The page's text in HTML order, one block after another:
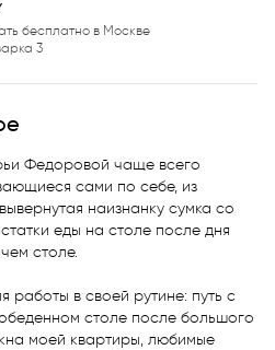
бесплатно в Москве
3
Федоровой чаще всего
сами по себе, из
наизнанку сумка со
еды на столе после дня
столе.
работы в своей рутине: путь с
столе после большого
моей квартиры, любимые